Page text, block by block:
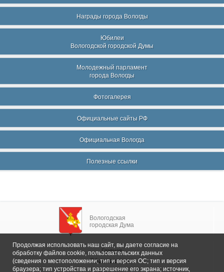
Награды города Вологды
Юбилеи
Вологодской городской Думы
Молодежный парламент
города Вологды
Фотогалерея
Официальные сайты РФ
Официальная Вологда
Полезные ссылки
Вологодская
городская Дума
Главная
Общие сведения
Депутаты
Продолжая использовать наш сайт, вы даете согласие на
обработку файлов cookie, пользовательских данных
(сведения о местоположении; тип и версия ОС; тип и версия
браузера; тип устройства и разрешение его экрана; источник,